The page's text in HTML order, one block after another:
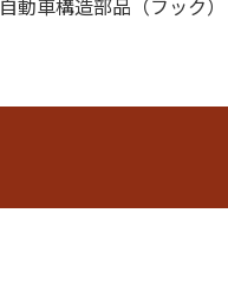
自動車構造部品（フック）